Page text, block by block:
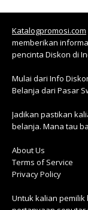
Katalogpromosi.com
memberikan
pencinta Diskon di
Mulai dari Info
Belanja dari Pasar
Jadikan pastikan
belanja. Mana tau
About Us
Terms of Service
Privacy Policy
Untuk kalian